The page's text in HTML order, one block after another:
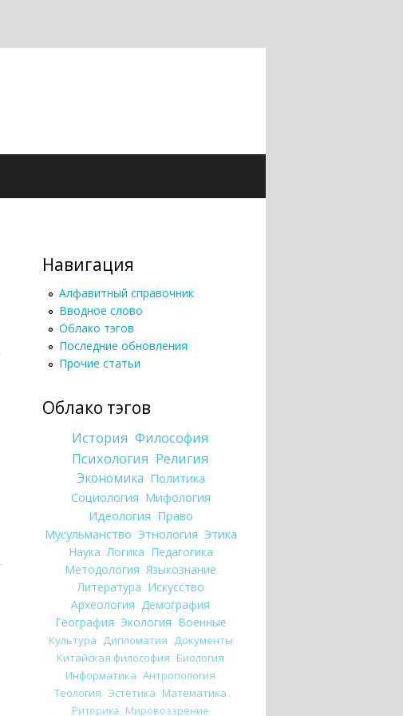
Навигация
Алфавитный справочник
Вводное слово
Облако тэгов
Последние обновления
Прочие статьи
Облако тэгов
История Философия
Психология Религия
Экономика Политика
Социология Мифология
Идеология Право
Мусульманство Этнология Этика
Наука Логика Педагогика
Методология Языкознание
Литература Искусство
Археология Демография
География Экология Военные
Культура Дипломатия Документы
Китайская философия Биология
Информатика Антропология
Теология Эстетика Математика
Риторика Мировоззрение